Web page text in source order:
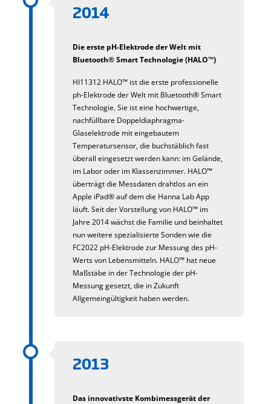
2014
Die erste pH-Elektrode der Welt mit
Bluetooth® Smart Technologie (HALO™)
HI11312 HALO™ ist die erste professionelle
ph-Elektrode der Welt mit Bluetooth® Smart
Technologie. Sie ist eine hochwertige,
nachfüllbare Doppeldiaphragma-
Glaselektrode mit eingebautem
Temperatursensor, die buchstäblich fast
überall eingesetzt werden kann: im Gelände,
im Labor oder im Klassenzimmer. HALO™
überträgt die Messdaten drahtlos an ein
Apple iPad® auf dem die Hanna Lab App
läuft. Seit der Vorstellung von HALO™ im
Jahre 2014 wächst die Familie und beinhaltet
nun weitere spezialisierte Sonden wie die
FC2022 pH-Elektrode zur Messung des pH-
Werts von Lebensmitteln. HALO™ hat neue
Maßstäbe in der Technologie der pH-
Messung gesetzt, die in Zukunft
Allgemeingültigkeit haben werden.
2013
Das innovativste Kombimessgerät der